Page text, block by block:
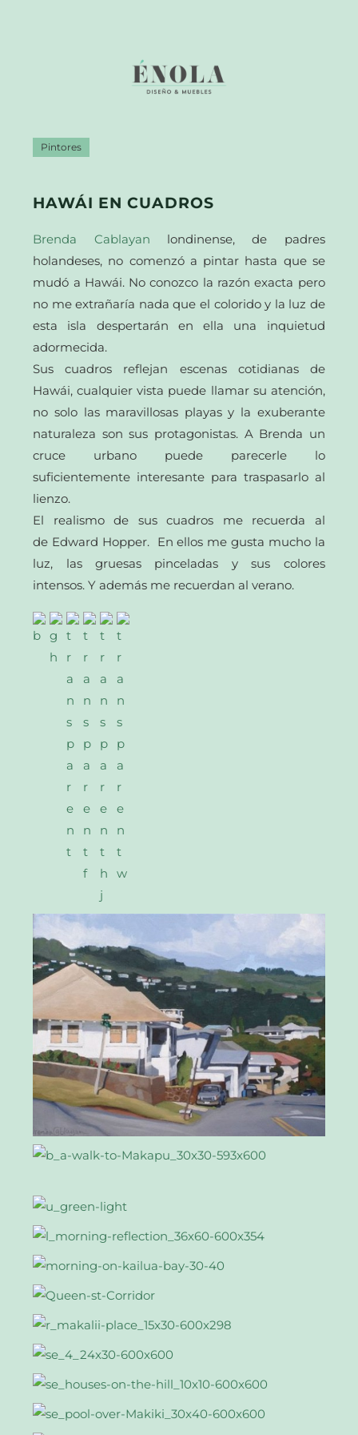
Pintores
HAWÁI EN CUADROS
Brenda Cablayan londinense, de padres
holandeses, no comenzó a pintar hasta que se
mudó a Hawái. No conozco la razón exacta pero
no me extrañaría nada que el colorido y la luz de
esta isla despertarán en ella una inquietud
adormecida.
Sus cuadros reflejan escenas cotidianas de
Hawái, cualquier vista puede llamar su atención,
no solo las maravillosas playas y la exuberante
naturaleza son sus protagonistas. A Brenda un
cruce urbano puede parecerle lo
suficientemente interesante para traspasarlo al
lienzo.
El realismo de sus cuadros me recuerda al
de Edward Hopper. En ellos me gusta mucho la
luz, las gruesas pinceladas y sus colores
intensos. Y además me recuerdan al verano.